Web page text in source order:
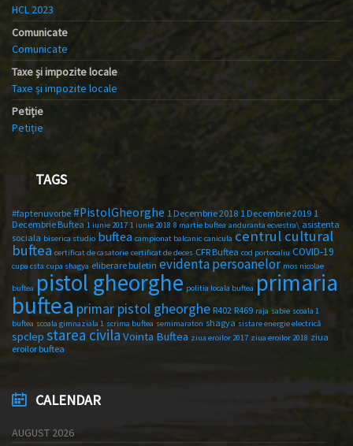
HCL 2023
Comunicate
Comunicate
Taxe și impozite locale
Taxe și impozite locale
Petiție
Petiție
TAGS
#faptenuvorbe #PistolGheorghe 1 Decembrie 2018 1 Decembrie 2019 1
Decembrie Buftea 1 iunie 2017 1 iunie 2018 8 martie buftea anduranta ecvestra\ asistenta
sociala biserica studio buftea campionat balcanic canicula centrul cultural
buftea certificat de casatorie certificat de deces CFR Buftea cod portocaliu COVID-19
cupa csta cupa shagya eliberare buletin evidenta persoanelor mos nicolae
buftea pistol gheorghe politia locala buftea primaria
buftea primar pistol gheorghe R402 R469 raja sabie scoala 1
buftea scoala gimnaziala 1 scrima buftea semimaraton shagya sistare energie electrică
spclep starea civila Vointa Buftea ziua eroilor 2017 ziua eroilor 2018 ziua
eroilor buftea
CALENDAR
AUGUST 2026